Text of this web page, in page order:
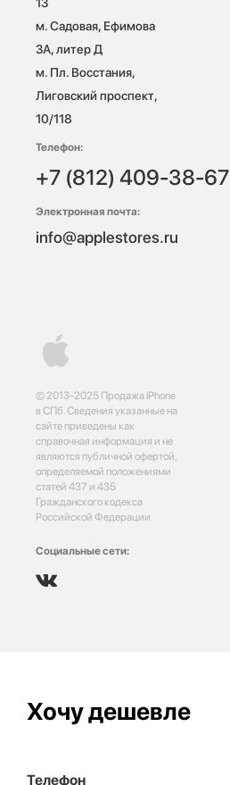
© 2013-2025 Продажа iPhone
в СПб. Сведения указанные на
сайте приведены как
справочная информация и не
являются публичной офертой,
определяемой положениями
статей 437 и 435
Гражданского кодекса
Российской Федерации
Социальные сети:
м. Садовая, Ефимова
3А, литер Д
м. Пл. Восстания,
Лиговский проспект,
10/118
Телефон:
+7 (812) 409-38-67
Электронная почта:
info@applestores.ru
Хочу дешевле
Телефон